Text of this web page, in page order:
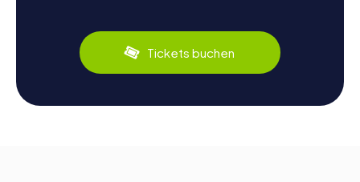
Tickets buchen